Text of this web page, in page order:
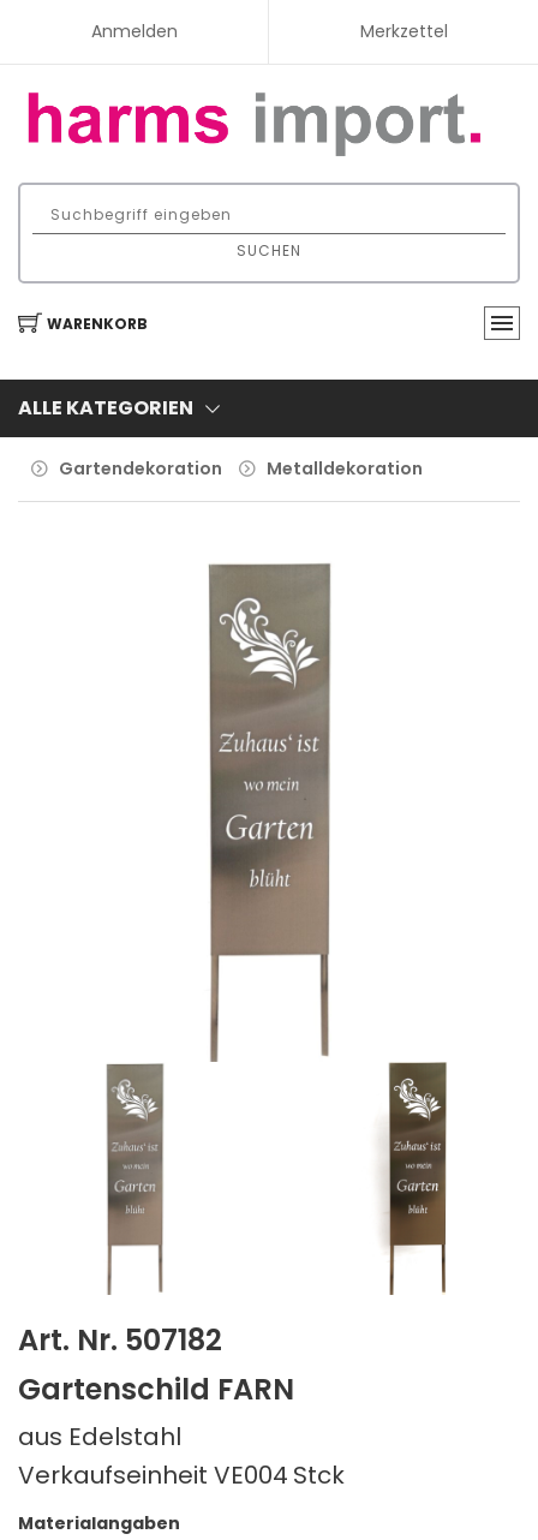
Anmelden Merkzettel
SUCHEN
WARENKORB
ALLE KATEGORIEN
Gartendekoration Metalldekoration
Art. Nr. 507182
Gartenschild FARN
aus Edelstahl
Verkaufseinheit VE004 Stck
Materialangaben